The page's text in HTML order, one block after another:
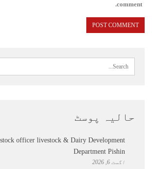
comment.
حالیہ پوسٹ
officer livestock & Dairy Development
Department Pishin
اگست 6, 2026